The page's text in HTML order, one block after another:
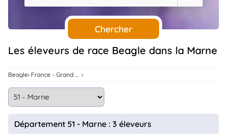
Étalons
Chiens
..
Assurances
Chercher
Les éleveurs de race Beagle dans la Marne
Beagle France - Grand Est
Département 51 - Marne : 3 éleveurs